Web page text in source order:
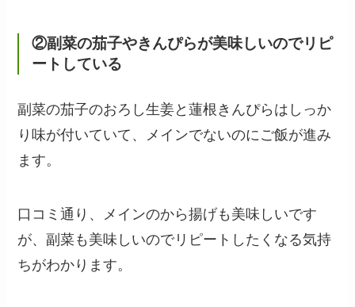
②副菜の茄子やきんぴらが美味しいのでリピ
ートしている
副菜の茄子のおろし生姜と蓮根きんぴらはしっか
り味が付いていて、メインでないのにご飯が進み
ます。
口コミ通り、メインのから揚げも美味しいです
が、副菜も美味しいのでリピートしたくなる気持
ちがわかります。